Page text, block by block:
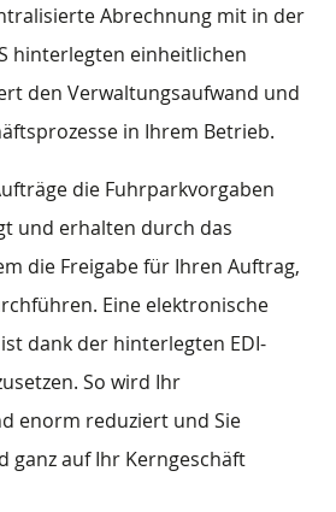
Abrechnung mit in der
hinterlegten einheitlichen
den Verwaltungsaufwand und
in Ihrem Betrieb.
die Fuhrparkvorgaben
und erhalten durch das
die Freigabe für Ihren Auftrag,
Eine elektronische
dank der hinterlegten EDI-
So wird Ihr
enorm reduziert und Sie
ganz auf Ihr Kerngeschäft